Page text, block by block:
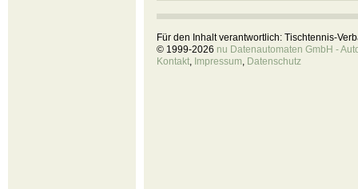
Für den Inhalt verantwortlich: Tischtennis-
© 1999-2026 nu Datenautomaten GmbH -
Kontakt, Impressum, Datenschutz